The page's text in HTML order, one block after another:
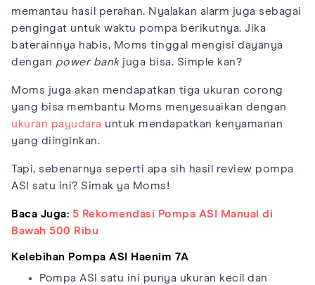
memantau hasil perahan. Nyalakan alarm juga sebagai
pengingat untuk waktu pompa berikutnya. Jika
baterainnya habis, Moms tinggal mengisi dayanya
dengan power bankjuga bisa. Simple kan?
Moms juga akan mendapatkan tiga ukuran corong
yang bisa membantu Moms menyesuaikan dengan
ukuran payudara untuk mendapatkan kenyamanan
yang diinginkan.
Tapi, sebenarnya seperti apa sih hasil review pompa
ASI satu ini? Simak ya Moms!
Baca Juga: 5 Rekomendasi Pompa ASI Manual di
Bawah 500 Ribu
Kelebihan Pompa ASI Haenim 7A
Pompa ASI satu ini punya ukuran kecil dan